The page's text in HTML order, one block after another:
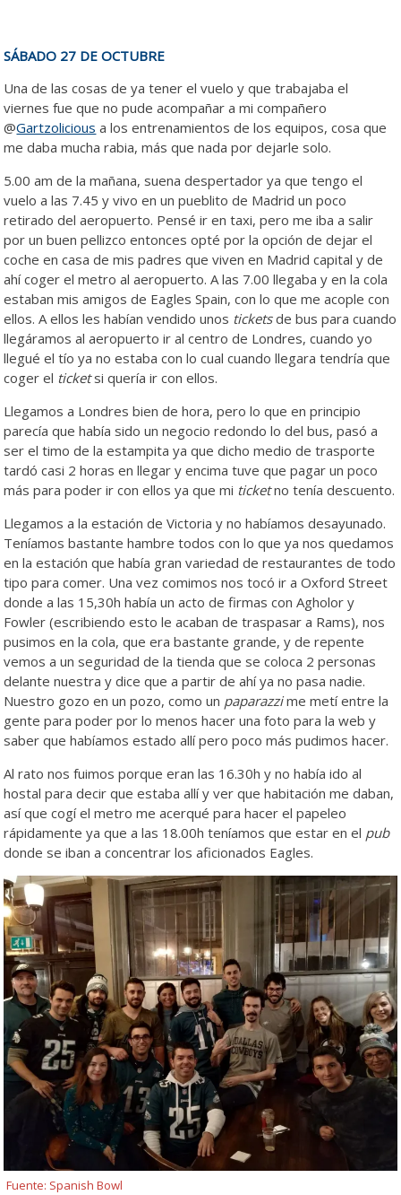
SÁBADO 27 DE OCTUBRE
Una de las cosas de ya tener el vuelo y que trabajaba el
viernes fue que no pude acompañar a mi compañero
@Gartzolicious a los entrenamientos de los equipos, cosa que
me daba mucha rabia, más que nada por dejarle solo.
5.00 am de la mañana, suena despertador ya que tengo el
vuelo a las 7.45 y vivo en un pueblito de Madrid un poco
retirado del aeropuerto. Pensé ir en taxi, pero me iba a salir
por un buen pellizco entonces opté por la opción de dejar el
coche en casa de mis padres que viven en Madrid capital y de
ahí coger el metro al aeropuerto. A las 7.00 llegaba y en la cola
estaban mis amigos de Eagles Spain, con lo que me acople con
ellos. A ellos les habían vendido unos ticketsde bus para cuando
llegáramos al aeropuerto ir al centro de Londres, cuando yo
llegué el tío ya no estaba con lo cual cuando llegara tendría que
coger el ticketsi quería ir con ellos.
Llegamos a Londres bien de hora, pero lo que en principio
parecía que había sido un negocio redondo lo del bus, pasó a
ser el timo de la estampita ya que dicho medio de trasporte
tardó casi 2 horas en llegar y encima tuve que pagar un poco
más para poder ir con ellos ya que mi ticketno tenía descuento.
Llegamos a la estación de Victoria y no habíamos desayunado.
Teníamos bastante hambre todos con lo que ya nos quedamos
en la estación que había gran variedad de restaurantes de todo
tipo para comer. Una vez comimos nos tocó ir a Oxford Street
donde a las 15,30h había un acto de firmas con Agholor y
Fowler (escribiendo esto le acaban de traspasar a Rams), nos
pusimos en la cola, que era bastante grande, y de repente
vemos a un seguridad de la tienda que se coloca 2 personas
delante nuestra y dice que a partir de ahí ya no pasa nadie.
Nuestro gozo en un pozo, como un paparazzime metí entre la
gente para poder por lo menos hacer una foto para la web y
saber que habíamos estado allí pero poco más pudimos hacer.
Al rato nos fuimos porque eran las 16.30h y no había ido al
hostal para decir que estaba allí y ver que habitación me daban,
así que cogí el metro me acerqué para hacer el papeleo
rápidamente ya que a las 18.00h teníamos que estar en el pub
donde se iban a concentrar los aficionados Eagles.
Fuente: Spanish Bowl